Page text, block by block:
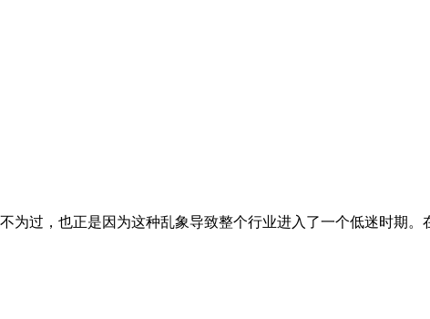
为过，也正是因为这种乱象导致整个行业进入了一个低迷时期